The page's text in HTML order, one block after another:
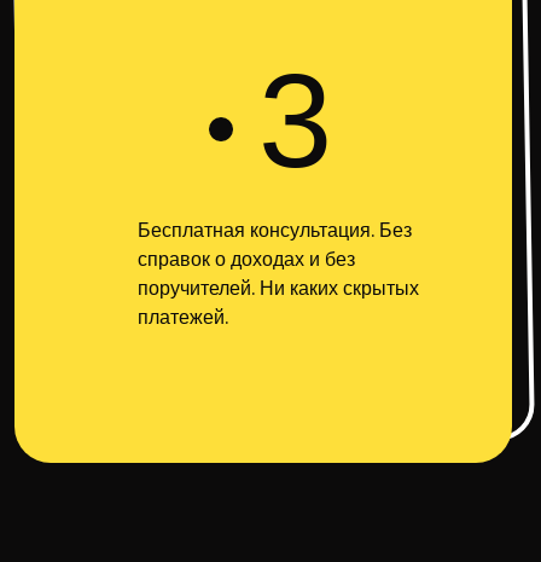
3
Бесплатная консультация. Без
справок о доходах и без
поручителей. Ни каких скрытых
платежей.